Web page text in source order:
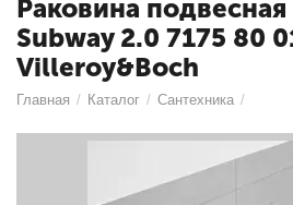
Раковина
Subway 2.0 7175 80
Villeroy&Boch
Главная / Каталог / Сантехника /